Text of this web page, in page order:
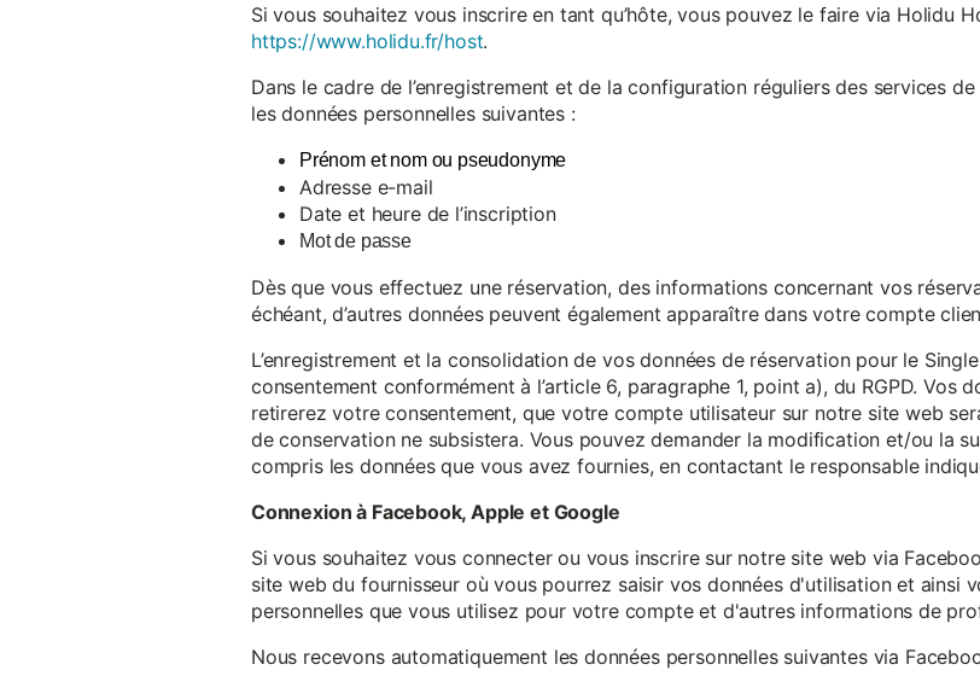
Si vous souhaitez vous inscrire en tant qu’hôte, vous pouvez le faire via Holidu
https://www.holidu.fr/host.
Dans le cadre de l’enregistrement et de la configuration réguliers des services
les données personnelles suivantes :
Prénom et nom ou pseudonyme
Adresse e-mail
Date et heure de l’inscription
Mot de passe
Dès que vous effectuez une réservation, des informations concernant vos
échéant, d’autres données peuvent également apparaître dans votre compte
L’enregistrement et la consolidation de vos données de réservation pour le
consentement conformément à l’article 6, paragraphe 1, point a), du RGPD. Vos
retirerez votre consentement, que votre compte utilisateur sur notre site web
de conservation ne subsistera. Vous pouvez demander la modification et/ou la
compris les données que vous avez fournies, en contactant le responsable
Connexion à Facebook, Apple et Google
Si vous souhaitez vous connecter ou vous inscrire sur notre site web via
site web du fournisseur où vous pourrez saisir vos données d'utilisation et ainsi
personnelles que vous utilisez pour votre compte et d'autres informations de
Nous recevons automatiquement les données personnelles suivantes via